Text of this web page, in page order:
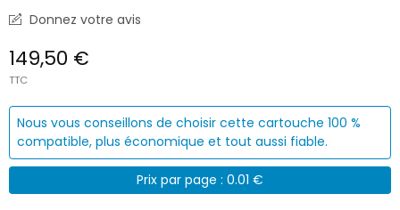
Donnez votre avis
149,50 €
TTC
Nous vous conseillons de choisir cette cartouche 100 %
compatible, plus économique et tout aussi fiable.
Prix par page : 0.01 €